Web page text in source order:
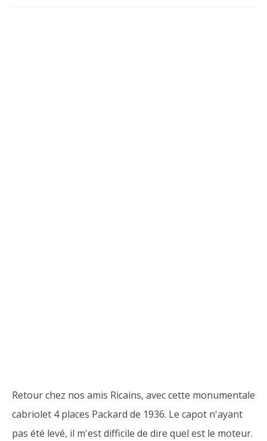
Retour chez nos amis Ricains, avec cette monumentale
cabriolet 4 places Packard de 1936. Le capot n'ayant
pas été levé, il m'est difficile de dire quel est le moteur.